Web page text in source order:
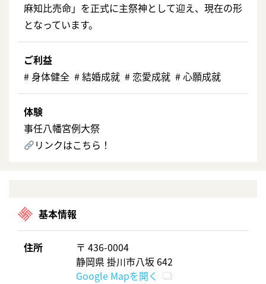
麻知比売命」を正式に主祭神として迎え、現在の形
となっています。
ご利益
# ⾝体健全 # 結婚成就 # 恋愛成就 # ⼼願成就
体験
事任八幡宮例大祭
リンクはこちら！
基本情報
住所
〒 436-0004
静岡県 掛川市八坂 642
Google Mapを開く